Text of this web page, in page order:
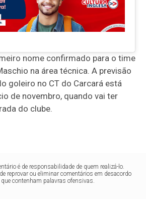
nome confirmado para o time
na área técnica. A previsão
goleiro no CT do Carcará está
de novembro, quando vai ter
do clube.
é de responsabilidade de quem realizá-lo.
reprovar ou eliminar comentários em desacordo
contenham palavras ofensivas.